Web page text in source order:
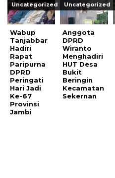
Uncategorized
Wabup
Tanjabbar
Hadiri
Rapat
Paripurna
DPRD
Peringati
Hari Jadi
Ke-67
Provinsi
Jambi
Uncategorized
Anggota
DPRD
Wiranto
Menghadiri
HUT Desa
Bukit
Beringin
Kecamatan
Sekernan